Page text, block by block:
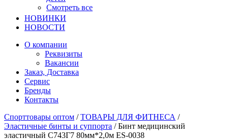
Смотреть все
НОВИНКИ
НОВОСТИ
О компании
Реквизиты
Вакансии
Заказ, Доставка
Сервис
Бренды
Контакты
Спорттовары оптом /ТОВАРЫ ДЛЯ ФИТНЕСА /
Эластичные бинты и суппорта / Бинт медицинский
эластичный С743Г7 80мм*2,0м ES-0038